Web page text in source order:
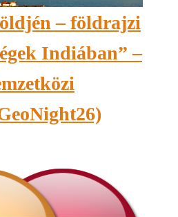
– földrajzi
Indiában” –